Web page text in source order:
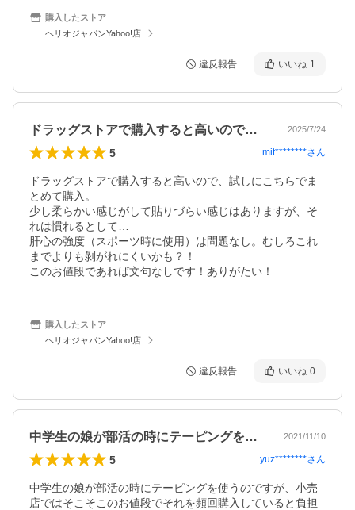
購入したストア
ヘリオジャパンYahoo!店
違反報告 いいね 1
ドラッグストアで購入すると高いので、試… 2025/7/24
5 mit********さん
ドラッグストアで購入すると高いので、試しにこちらでま
とめて購入。
少し柔らかい感じがして貼りづらい感じはありますが、そ
れは慣れるとして…
肝心の強度（スポーツ時に使用）は問題なし。むしろこれ
までよりも剝がれにくいかも？！
このお値段であれば文句なしです！ありがたい！
購入したストア
ヘリオジャパンYahoo!店
違反報告 いいね 0
中学生の娘が部活の時にテーピングを使う… 2021/11/10
5 yuz********さん
中学生の娘が部活の時にテーピングを使うのですが、小売
店ではそこそこのお値段でそれを頻回購入していると負担